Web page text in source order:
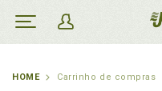
HOME Carrinho de compras